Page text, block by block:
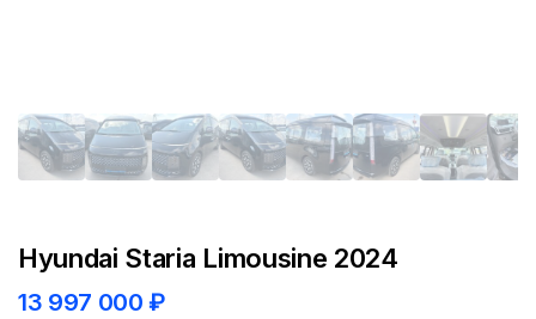
Hyundai Staria Limousine 2024
13 997 000₽